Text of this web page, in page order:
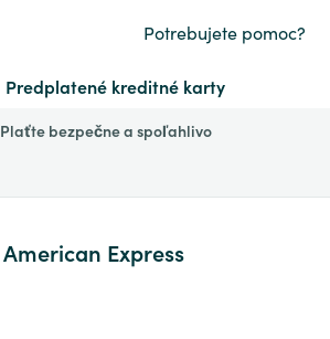
Potrebujete pomoc?
Predplatené kreditné karty
Plaťte bezpečne a spoľahlivo
American Express